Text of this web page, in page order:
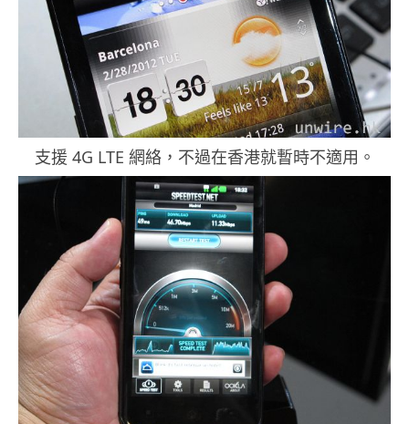
支援 4G LTE 網絡，不過在香港就暫時不適用。